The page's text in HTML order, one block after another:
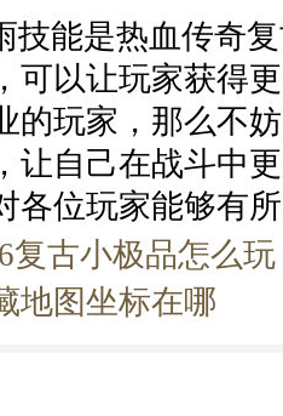
技能是热血传奇
可以让玩家获得
的玩家，那么不
让自己在战斗中
各位玩家能够有
复古小极品怎么玩
地图坐标在哪